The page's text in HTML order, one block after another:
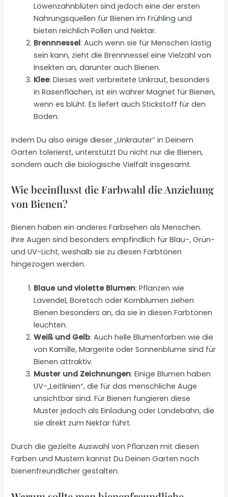
Löwenzahnblüten sind jedoch eine der ersten
Nahrungsquellen für Bienen im Frühling und
bieten reichlich Pollen und Nektar.
Brennnessel: Auch wenn sie für Menschen lästig
sein kann, zieht die Brennnessel eine Vielzahl von
Insekten an, darunter auch Bienen.
Klee: Dieses weit verbreitete Unkraut, besonders
in Rasenflächen, ist ein wahrer Magnet für Bienen,
wenn es blüht. Es liefert auch Stickstoff für den
Boden.
Indem Du also einige dieser „Unkräuter“ in Deinem
Garten tolerierst, unterstützt Du nicht nur die Bienen,
sondern auch die biologische Vielfalt insgesamt.
Wie beeinflusst die Farbwahl die Anziehung
von Bienen?
Bienen haben ein anderes Farbsehen als Menschen.
Ihre Augen sind besonders empfindlich für Blau-, Grün-
und UV-Licht, weshalb sie zu diesen Farbtönen
hingezogen werden.
Blaue und violette Blumen: Pflanzen wie
Lavendel, Boretsch oder Kornblumen ziehen
Bienen besonders an, da sie in diesen Farbtönen
leuchten.
Weiß und Gelb: Auch helle Blumenfarben wie die
von Kamille, Margerite oder Sonnenblume sind für
Bienen attraktiv.
Muster und Zeichnungen: Einige Blumen haben
UV-„Leitlinien“, die für das menschliche Auge
unsichtbar sind. Für Bienen fungieren diese
Muster jedoch als Einladung oder Landebahn, die
sie direkt zum Nektar führt.
Durch die gezielte Auswahl von Pflanzen mit diesen
Farben und Mustern kannst Du Deinen Garten noch
bienenfreundlicher gestalten.